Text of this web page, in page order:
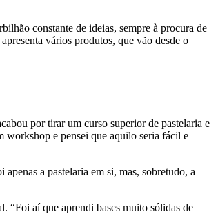
constante de ideias, sempre à procura de
vários produtos, que vão desde o
por tirar um curso superior de pastelaria e
workshop e pensei que aquilo seria fácil e
a pastelaria em si, mas, sobretudo, a
“Foi aí que aprendi bases muito sólidas de